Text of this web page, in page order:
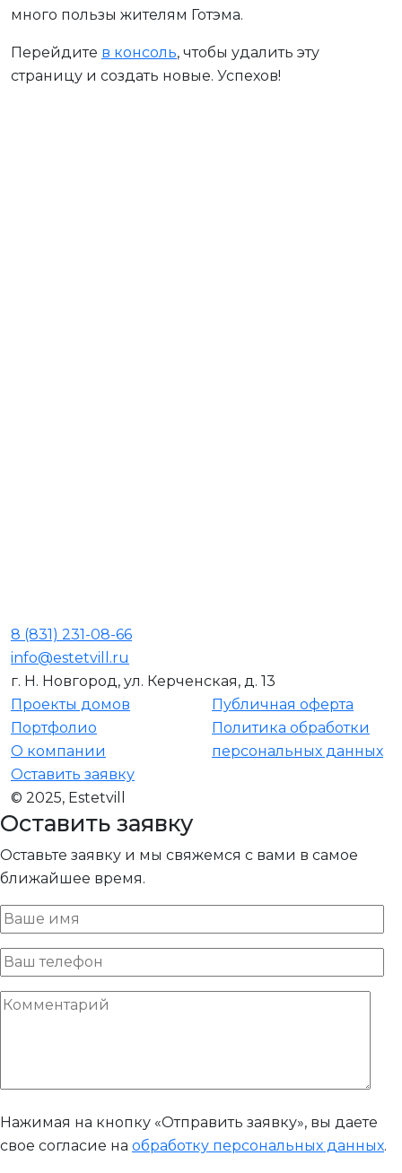
много пользы жителям Готэма.
Перейдите в консоль, чтобы удалить эту
страницу и создать новые. Успехов!
8 (831) 231-08-66
info@estetvill.ru
г. Н. Новгород, ул. Керченская, д. 13
Проекты домов
Портфолио
О компании
Публичная оферта
Политика обработки
персональных данных
Оставить заявку
© 2025, Estetvill
Оставить заявку
Оставьте заявку и мы свяжемся с вами в самое
ближайшее время.
Нажимая на кнопку «Отправить заявку», вы даете
свое согласие на обработку персональных данных.